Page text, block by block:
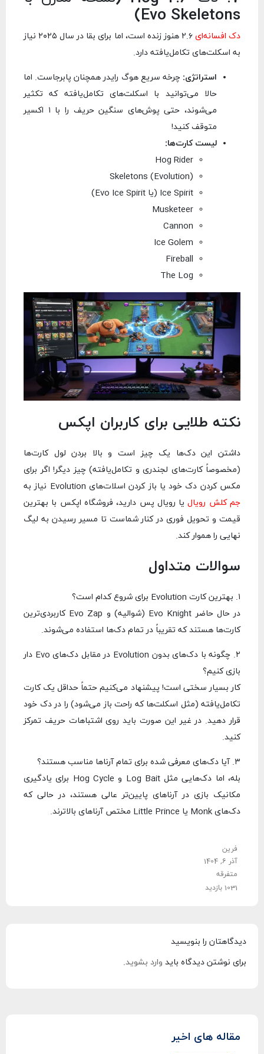
Evo Skeletons)
دک افسانه‌ای
۲.۶ هنوز زنده است، اما برای بقا در سال ۲۰۲۵ نیاز
به اسکلت‌های تکامل‌یافته دارد.
استراتژی: چرخه سریع هوگ رایدر همچنان پابرجاست. اما
حالا می‌توانید با اسکلت‌های تکامل‌یافته که تکثیر
می‌شوند، حتی پوش‌های سنگین حریف را با ۱ اکسیر
متوقف کنید!
لیست کارت‌ها:
Hog Rider
Skeletons (Evolution)
Ice Spirit (یا Evo Ice Spirit)
Musketeer
Cannon
Ice Golem
Fireball
The Log
نکته طلایی برای کاربران اپکس
داشتن این دک‌ها یک چیز است و بالا بردن لول کارت‌ها
(مخصوصاً کارت‌های لجندری و تکامل‌یافته) چیز دیگر! اگر برای
مکس کردن دک خود یا باز کردن اسلات‌های Evolution نیاز به
جم کلش رویالیا رویال پس دارید، فروشگاه اپکس با بهترین
قیمت و تحویل فوری در کنار شماست تا مسیر رسیدن به لیگ
نهایی را هموار کند.
سوالات متداول
۱. بهترین کارت Evolution برای شروع کدام است؟
در حال حاضر Evo Knight (شوالیه) و Evo Zap کاربردی‌ترین
کارت‌ها هستند که تقریباً در تمام دک‌ها استفاده می‌شوند.
۲. چگونه با دک‌های بدون Evolution در مقابل دک‌های Evo دار
بازی کنیم؟
کار بسیار سختی است! پیشنهاد می‌کنیم حتماً حداقل یک کارت
تکامل‌یافته (مثل اسکلت‌ها که راحت باز می‌شود) را در دک خود
قرار دهید. در غیر این صورت باید روی اشتباهات حریف تمرکز
کنید.
۳. آیا دک‌های معرفی شده برای تمام آرناها مناسب هستند؟
بله، اما دک‌هایی مثل Log Bait و Hog Cycle برای یادگیری
مکانیک بازی در آرناهای پایین‌تر عالی هستند، در حالی که
دک‌های Monk یا Little Prince مختص آرناهای بالاترند.
فرین
آذر 6, 1404
متفرقه
1031 بازدید
دیدگاهتان را بنویسید
برای نوشتن دیدگاه باید وارد بشوید.
مقاله های اخیر